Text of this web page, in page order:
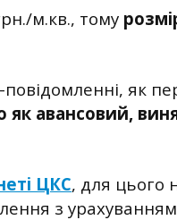
м.кв., тому
як
авансовий,
ЦКС, для цього
з урахуванням